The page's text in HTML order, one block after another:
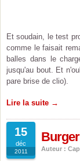
Et soudain, le test
comme le faisait
balles dans le
jusqu'au bout. Et
pare brise de clio).
Lire la suite →
15
déc
2011 Auteur :